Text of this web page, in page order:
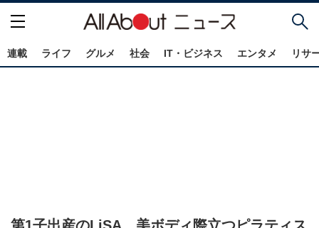
連載 ライフ グルメ 社会 IT・ビジネス エンタメ リサ